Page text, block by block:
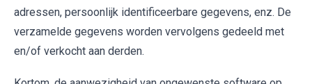
adressen, persoonlijk identificeerbare gegevens, enz. De
verzamelde gegevens worden vervolgens gedeeld met
en/of verkocht aan derden.